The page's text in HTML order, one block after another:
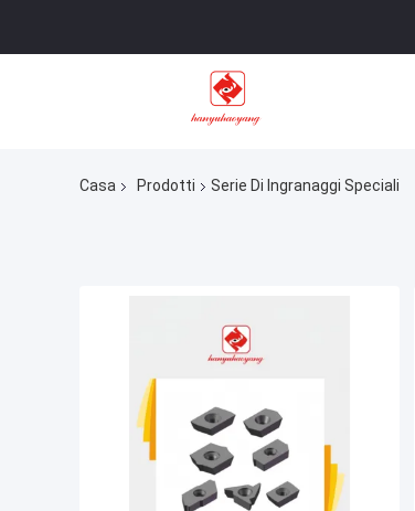
Casa Prodotti Serie Di Ingranaggi Speciali